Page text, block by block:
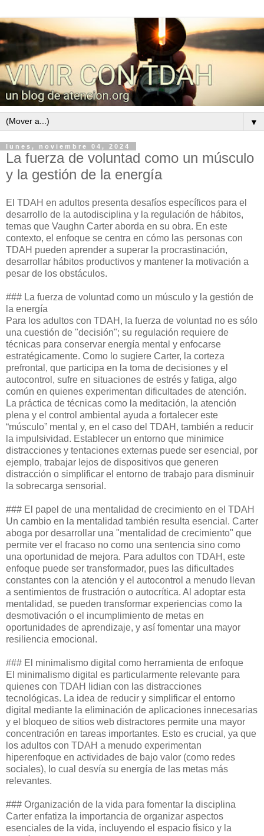
▼
lunes, noviembre 04, 2024
La fuerza de voluntad como un músculo
y la gestión de la energía
El TDAH en adultos presenta desafíos específicos para el
desarrollo de la autodisciplina y la regulación de hábitos,
temas que Vaughn Carter aborda en su obra. En este
contexto, el enfoque se centra en cómo las personas con
TDAH pueden aprender a superar la procrastinación,
desarrollar hábitos productivos y mantener la motivación a
pesar de los obstáculos.
### La fuerza de voluntad como un músculo y la gestión de
la energía
Para los adultos con TDAH, la fuerza de voluntad no es sólo
una cuestión de "decisión"; su regulación requiere de
técnicas para conservar energía mental y enfocarse
estratégicamente. Como lo sugiere Carter, la corteza
prefrontal, que participa en la toma de decisiones y el
autocontrol, sufre en situaciones de estrés y fatiga, algo
común en quienes experimentan dificultades de atención.
La práctica de técnicas como la meditación, la atención
plena y el control ambiental ayuda a fortalecer este
“músculo” mental y, en el caso del TDAH, también a reducir
la impulsividad. Establecer un entorno que minimice
distracciones y tentaciones externas puede ser esencial, por
ejemplo, trabajar lejos de dispositivos que generen
distracción o simplificar el entorno de trabajo para disminuir
la sobrecarga sensorial.
### El papel de una mentalidad de crecimiento en el TDAH
Un cambio en la mentalidad también resulta esencial. Carter
aboga por desarrollar una "mentalidad de crecimiento" que
permite ver el fracaso no como una sentencia sino como
una oportunidad de mejora. Para adultos con TDAH, este
enfoque puede ser transformador, pues las dificultades
constantes con la atención y el autocontrol a menudo llevan
a sentimientos de frustración o autocrítica. Al adoptar esta
mentalidad, se pueden transformar experiencias como la
desmotivación o el incumplimiento de metas en
oportunidades de aprendizaje, y así fomentar una mayor
resiliencia emocional.
### El minimalismo digital como herramienta de enfoque
El minimalismo digital es particularmente relevante para
quienes con TDAH lidian con las distracciones
tecnológicas. La idea de reducir y simplificar el entorno
digital mediante la eliminación de aplicaciones innecesarias
y el bloqueo de sitios web distractores permite una mayor
concentración en tareas importantes. Esto es crucial, ya que
los adultos con TDAH a menudo experimentan
hiperenfoque en actividades de bajo valor (como redes
sociales), lo cual desvía su energía de las metas más
relevantes.
### Organización de la vida para fomentar la disciplina
Carter enfatiza la importancia de organizar aspectos
esenciales de la vida, incluyendo el espacio físico y la